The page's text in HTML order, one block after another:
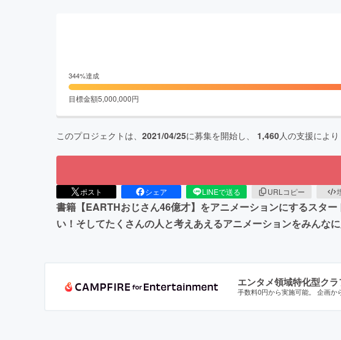
344%達成
目標金額5,000,000円
このプロジェクトは、 2021/04/25に募集を開始し、 1,460人の支援により
ポスト シェア LINEで送る URLコピー
書籍【EARTHおじさん46億才】をアニメーションにするスタ
い！そしてたくさんの人と考えあえるアニメーションをみんなに
エンタメ領域特化型ク
手数料0円から実施可能。 企画か